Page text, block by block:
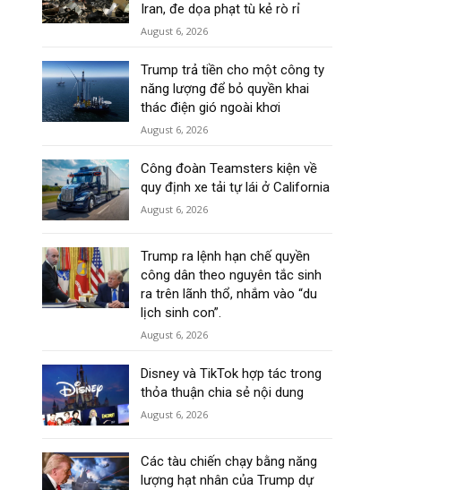
Iran, đe dọa phạt tù kẻ rò rỉ
August 6, 2026
Trump trả tiền cho một công ty
năng lượng để bỏ quyền khai
thác điện gió ngoài khơi
August 6, 2026
Công đoàn Teamsters kiện về
quy định xe tải tự lái ở California
August 6, 2026
Trump ra lệnh hạn chế quyền
công dân theo nguyên tắc sinh
ra trên lãnh thổ, nhắm vào “du
lịch sinh con”.
August 6, 2026
Disney và TikTok hợp tác trong
thỏa thuận chia sẻ nội dung
August 6, 2026
Các tàu chiến chạy bằng năng
lượng hạt nhân của Trump dự